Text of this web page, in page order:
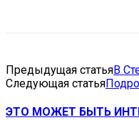
Предыдущая статьяВ
Следующая статья
ЭТО МОЖЕТ БЫТЬ